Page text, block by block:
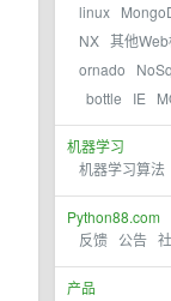
linux
NX 其他
ornado
bottle
IE
机器学习
机器学习算法
Python88.com
反馈 公告
产品